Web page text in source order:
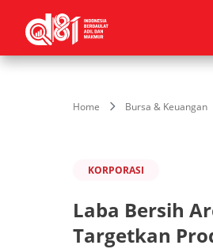
Home Bursa & Keuangan
KORPORASI
Laba Bersih
Targetkan